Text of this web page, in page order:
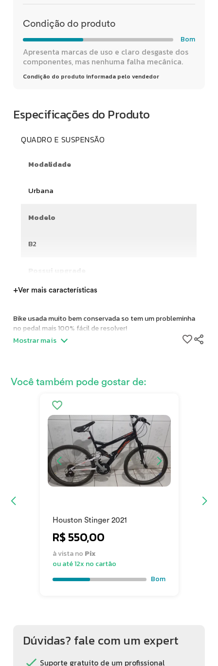
Condição do produto
Bom
Apresenta marcas de uso e claro desgaste dos
componentes, mas nenhuma falha mecânica.
Condição do produto informada pelo vendedor
Especificações do Produto
QUADRO E SUSPENSÃO
Modalidade
Urbana
Modelo
B2
+Ver mais características
Bike usada muito bem conservada so tem um probleminha
no pedal mais 100% fácil de resolver!
Mostrar mais
Você também pode gostar de:
Houston Stinger 2021
R$ 550,00
à vista no Pix
ou até 12x no cartão
Bom
Dúvidas? fale com um expert
Suporte gratuito de um profissional